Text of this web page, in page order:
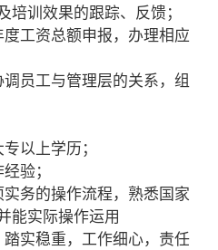
培训效果的跟踪、反馈；
工资总额申报，办理相应
员工与管理层的关系，组
以上学历；
验；
务的操作流程，熟悉国家
能实际操作运用
实稳重，工作细心，责任